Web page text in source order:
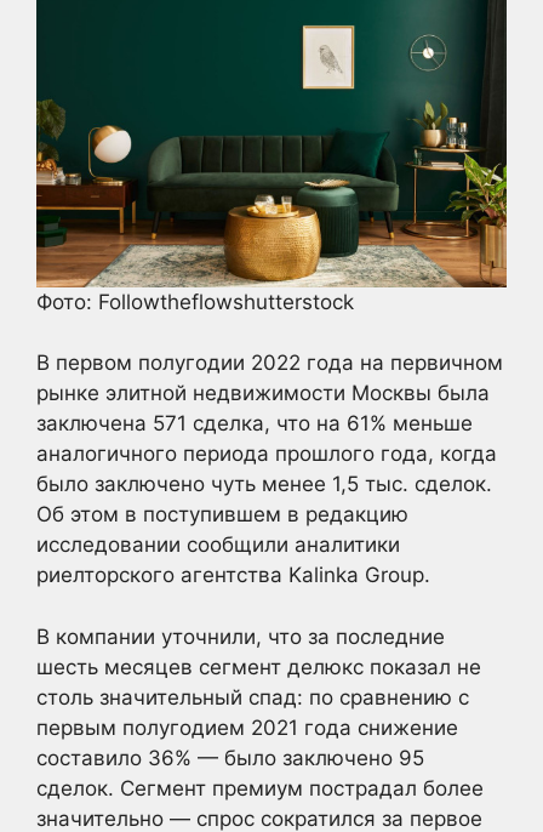
Фото: Followtheflowshutterstock
В первом полугодии 2022 года на первичном
рынке элитной недвижимости Москвы была
заключена 571 сделка, что на 61% меньше
аналогичного периода прошлого года, когда
было заключено чуть менее 1,5 тыс. сделок.
Об этом в поступившем в редакцию
исследовании сообщили аналитики
риелторского агентства Kalinka Group.
В компании уточнили, что за последние
шесть месяцев сегмент делюкс показал не
столь значительный спад: по сравнению с
первым полугодием 2021 года снижение
составило 36% — было заключено 95
сделок. Сегмент премиум пострадал более
значительно — спрос сократился за первое